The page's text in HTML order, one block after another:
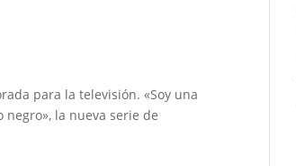
para la televisión. «Soy una
la nueva serie de